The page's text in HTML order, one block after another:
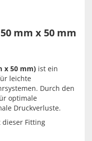
50 mm x 50 mm
x 50 mm) ist ein
leichte
Durch den
optimale
Druckverluste.
dieser Fitting